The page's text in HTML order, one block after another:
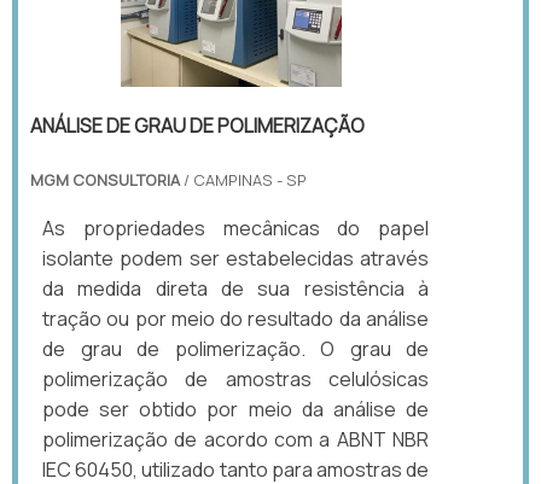
ANÁLISE DE GRAU DE POLIMERIZAÇÃO
MGM CONSULTORIA/ CAMPINAS - SP
As propriedades mecânicas do papel
isolante podem ser estabelecidas através
da medida direta de sua resistência à
tração ou por meio do resultado da análise
de grau de polimerização. O grau de
polimerização de amostras celulósicas
pode ser obtido por meio da análise de
polimerização de acordo com a ABNT NBR
IEC 60450, utilizado tanto para amostras de